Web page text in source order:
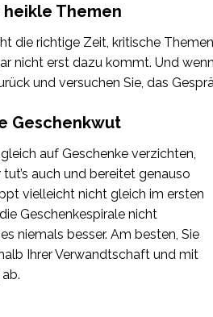
Themen
die richtige Zeit, kritische
nicht erst dazu kommt. Und
und versuchen Sie, das
Geschenkwut
auf Geschenke verzichten,
auch und bereitet genauso
vielleicht nicht gleich im ersten
Geschenkespirale nicht
niemals besser. Am besten, Sie
Ihrer Verwandtschaft und mit